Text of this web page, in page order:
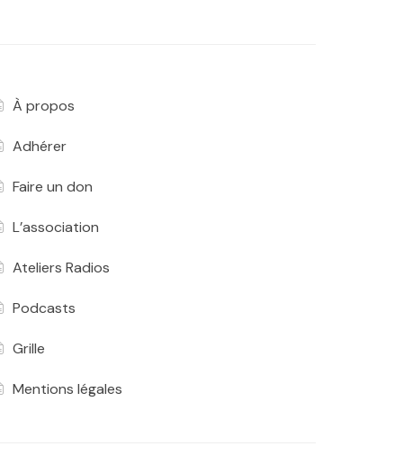
À propos
Adhérer
Faire un don
L’association
Ateliers Radios
Podcasts
Grille
Mentions légales